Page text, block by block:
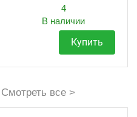
4
В наличии
Купить
Смотреть все >